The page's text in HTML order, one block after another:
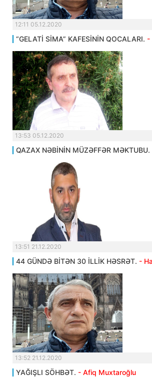
12:11 05.12.2020
“GELATİ SİMA” KAFESİNİN QOCALARI. -
13:53 05.12.2020
QAZAX NƏBİNİN MÜZƏFFƏR MƏKTUBU.
13:51 21.12.2020
44 GÜNDƏ BİTƏN 30 İLLİK HƏSRƏT. -
13:52 21.12.2020
YAĞIŞLI SÖHBƏT. - Afiq Muxtaroğlu